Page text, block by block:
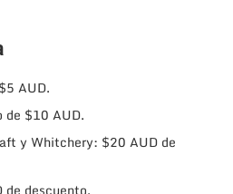
AUD.
de $10 AUD.
y Whitchery: $20 AUD de